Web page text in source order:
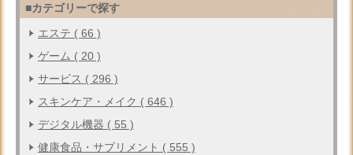
■カテゴリーで探す
エステ ( 66 )
ゲーム ( 20 )
サービス ( 296 )
スキンケア・メイク ( 646 )
デジタル機器 ( 55 )
健康食品・サプリメント ( 555 )